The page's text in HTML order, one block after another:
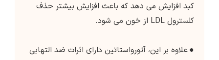
کبد افزایش می دهد که باعث افزایش بیشتر حذف
کلسترول LDL از خون می شود.
●علاوه بر این، آتورواستاتین دارای اثرات ضد التهابی